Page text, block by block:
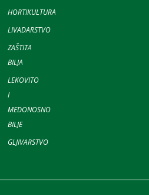
HORTIKULTURA
LIVADARSTVO
ZAŠTITA
BILJA
LEKOVITO
I
MEDONOSNO
BILJE
GLJIVARSTVO